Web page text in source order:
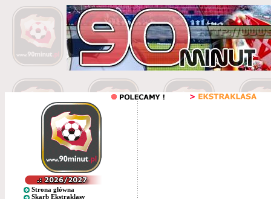
Strona główna
Skarb Ekstraklasy